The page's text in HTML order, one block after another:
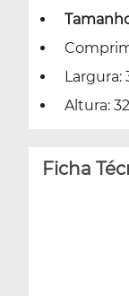
Largura:
Altura:
Ficha